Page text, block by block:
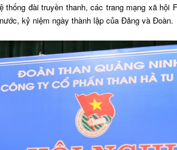
thống đài truyền thanh, các trang mạng xã hội
kỷ niệm ngày thành lập của Đảng và Đoàn.